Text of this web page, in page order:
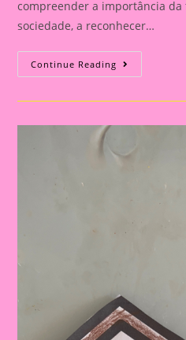
compreender a importância da
sociedade, a reconhecer…
Continue Reading Atividade
Com
Tema